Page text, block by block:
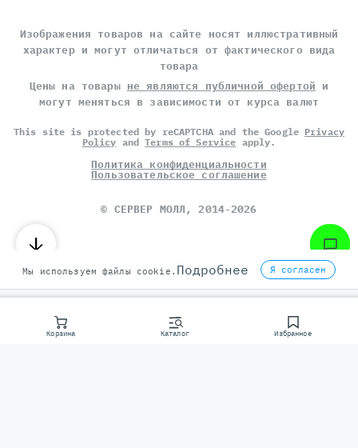
Корзина Каталог Избранное
Изображения товаров на сайте носят иллюстративный
характер и могут отличаться от фактического вида
товара
Цены на товары не являются публичной офертой и
могут меняться в зависимости от курса валют
This site is protected by reCAPTCHA and the Google Privacy
Policy andTerms of Service apply.
Политика конфиденциальности
Пользовательское соглашение
© СЕРВЕР МОЛЛ, 2014-2026
Мы используем файлы cookie. Подробнее Я согласен